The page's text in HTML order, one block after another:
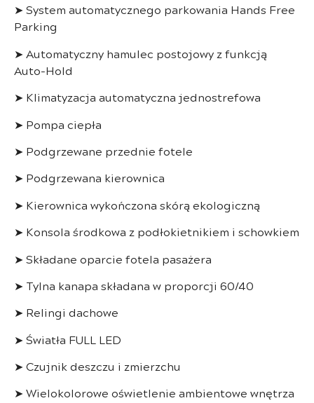
➤ System automatycznego parkowania Hands Free
Parking
➤ Automatyczny hamulec postojowy z funkcją
Auto-Hold
➤ Klimatyzacja automatyczna jednostrefowa
➤ Pompa ciepła
➤ Podgrzewane przednie fotele
➤ Podgrzewana kierownica
➤ Kierownica wykończona skórą ekologiczną
➤ Konsola środkowa z podłokietnikiem i schowkiem
➤ Składane oparcie fotela pasażera
➤ Tylna kanapa składana w proporcji 60/40
➤ Relingi dachowe
➤ Światła FULL LED
➤ Czujnik deszczu i zmierzchu
➤ Wielokolorowe oświetlenie ambientowe wnętrza